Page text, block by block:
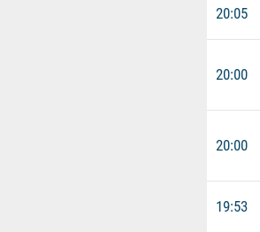
20:05
20:00
20:00
19:53